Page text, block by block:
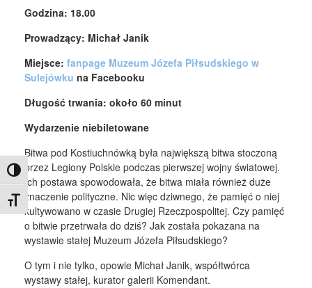
Toggle High Contrast
Toggle Font size
Godzina: 18.00
Prowadzący: Michał Janik
Miejsce: fanpage Muzeum Józefa Piłsudskiego w
Sulejówku na Facebooku
Długość trwania: około 60 minut
Wydarzenie niebiletowane
Bitwa pod Kostiuchnówką była największą bitwa stoczoną
przez Legiony Polskie podczas pierwszej wojny światowej.
Ich postawa spowodowała, że bitwa miała również duże
znaczenie polityczne. Nic więc dziwnego, że pamięć o niej
kultywowano w czasie Drugiej Rzeczpospolitej. Czy pamięć
o bitwie przetrwała do dziś? Jak została pokazana na
wystawie stałej Muzeum Józefa Piłsudskiego?
O tym i nie tylko, opowie Michał Janik, współtwórca
wystawy stałej, kurator galerii Komendant.